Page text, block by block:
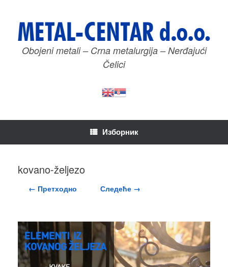
садржај
Obojeni metali – Crna metalurgija – Nerđajući
Čelici
Изборник
kovano-željezo
← Претходно Следеће →